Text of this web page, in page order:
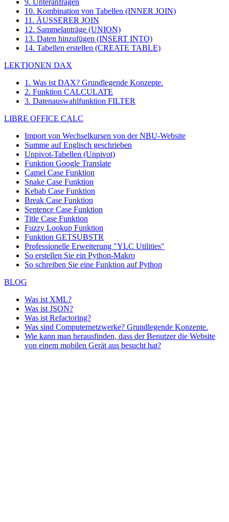
9. Unteranfragen
10. Kombination von Tabellen (INNER JOIN)
11. ÄUSSERER JOIN
12. Sammelanträge (UNION)
13. Daten hinzufügen (INSERT INTO)
14. Tabellen erstellen (CREATE TABLE)
LEKTIONEN DAX
1. Was ist DAX? Grundlegende Konzepte.
2. Funktion CALCULATE
3. Datenauswahlfunktion FILTER
LIBRE OFFICE CALC
Import von Wechselkursen von der NBU-Website
Summe auf Englisch geschrieben
Unpivot-Tabellen (Unpivot)
Funktion Google Translate
Camel Case Funktion
Snake Case Funktion
Kebab Case Funktion
Break Case Funktion
Sentence Case Funktion
Title Case Funktion
Fuzzy Lookup Funktion
Funktion GETSUBSTR
Professionelle Erweiterung "YLC Utilities"
So erstellen Sie ein Python-Makro
So schreiben Sie eine Funktion auf Python
BLOG
Was ist XML?
Was ist JSON?
Was ist Refactoring?
Was sind Computernetzwerke? Grundlegende Konzepte.
Wie kann man herausfinden, dass der Benutzer die Website
von einem mobilen Gerät aus besucht hat?